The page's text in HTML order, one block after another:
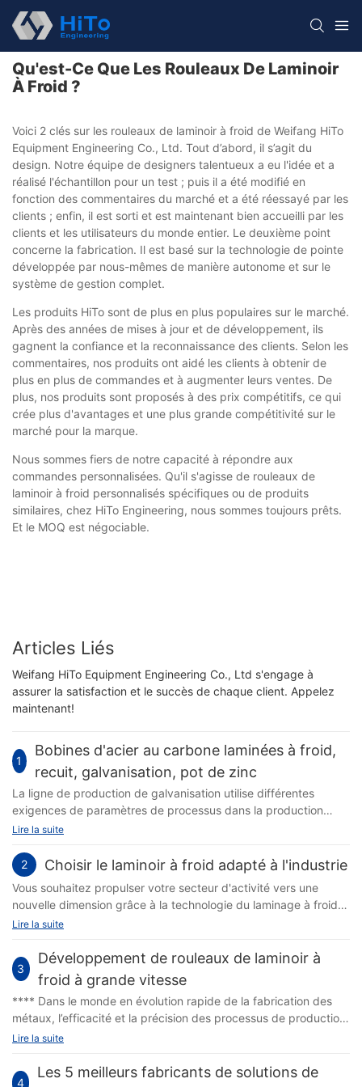
Qu'est-Ce Que Les Rouleaux De Laminoir
À Froid ?
Voici 2 clés sur les rouleaux de laminoir à froid de Weifang HiTo
Equipment Engineering Co., Ltd. Tout d’abord, il s’agit du
design. Notre équipe de designers talentueux a eu l'idée et a
réalisé l'échantillon pour un test ; puis il a été modifié en
fonction des commentaires du marché et a été réessayé par les
clients ; enfin, il est sorti et est maintenant bien accueilli par les
clients et les utilisateurs du monde entier. Le deuxième point
concerne la fabrication. Il est basé sur la technologie de pointe
développée par nous-mêmes de manière autonome et sur le
système de gestion complet.
Les produits HiTo sont de plus en plus populaires sur le marché.
Après des années de mises à jour et de développement, ils
gagnent la confiance et la reconnaissance des clients. Selon les
commentaires, nos produits ont aidé les clients à obtenir de
plus en plus de commandes et à augmenter leurs ventes. De
plus, nos produits sont proposés à des prix compétitifs, ce qui
crée plus d'avantages et une plus grande compétitivité sur le
marché pour la marque.
Nous sommes fiers de notre capacité à répondre aux
commandes personnalisées. Qu'il s'agisse de rouleaux de
laminoir à froid personnalisés spécifiques ou de produits
similaires, chez HiTo Engineering, nous sommes toujours prêts.
Et le MOQ est négociable.
Articles Liés
Weifang HiTo Equipment Engineering Co., Ltd s'engage à
assurer la satisfaction et le succès de chaque client. Appelez
maintenant!
1
Bobines d'acier au carbone laminées à froid,
recuit, galvanisation, pot de zinc
La ligne de production de galvanisation utilise différentes
exigences de paramètres de processus dans la production
réelle en raison des différents composants du liquide de zinc. Il
GI, zinc pur (&ge ; 99,8 %), 2. GL, alliages de zinc et
d'aluminium (avec différentes proportions de composition)
Lire la suite
2 Choisir le laminoir à froid adapté à l'industrie
Vous souhaitez propulser votre secteur d'activité vers une
nouvelle dimension grâce à la technologie du laminage à froid ?
Choisir le bon laminoir à froid est crucial pour obtenir des
nous explorerons les différents facteurs à prendre en compte
lors de la sélection d'un laminoir à froid pour votre industrie et
comment cela peut avoir un impact sur votre processus de
production. Plongeons-nous dans le sujet et découvrons les
facteurs clés à garder à l’esprit lors du choix du laminoir à froid
adapté aux besoins de votre industrie. Lorsqu'il s'agit de choisir
plusieurs facteurs clés doivent être pris en compte. De la taille
Lire la suite
3
Développement de rouleaux de laminoir à
froid à grande vitesse
**** Dans le monde en évolution rapide de la fabrication des
métaux, l’efficacité et la précision des processus de production
sont primordiales. Parmi les héros méconnus de cette industrie
indispensables qui garantissent la qualité et la précision des
Lire la suite
4
Les 5 meilleurs fabricants de solutions de